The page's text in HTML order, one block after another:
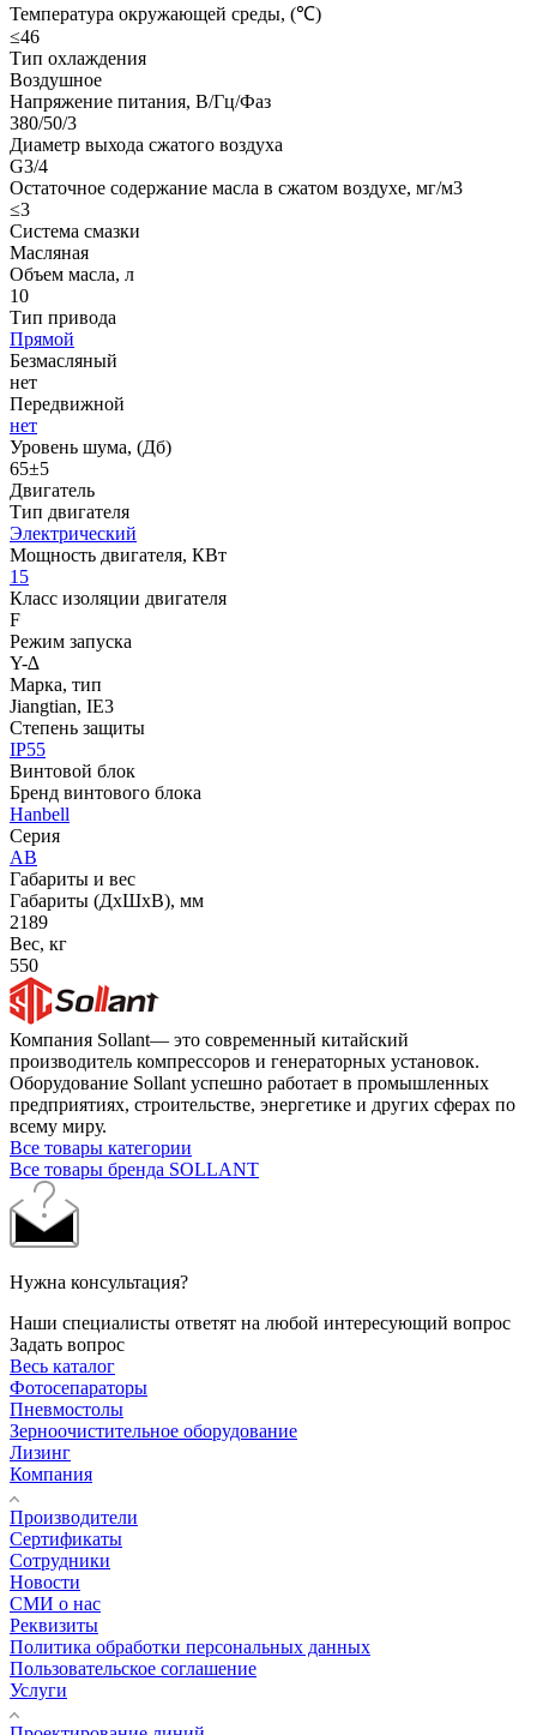
Температура окружающей среды, (℃)
≤46
Тип охлаждения
Воздушное
Напряжение питания, В/Гц/Фаз
380/50/3
Диаметр выхода сжатого воздуха
G3/4
Остаточное содержание масла в сжатом воздухе, мг/м3
≤3
Система смазки
Масляная
Объем масла, л
10
Тип привода
Прямой
Безмасляный
нет
Передвижной
нет
Уровень шума, (Дб)
65±5
Двигатель
Тип двигателя
Электрический
Мощность двигателя, КВт
15
Класс изоляции двигателя
F
Режим запуска
Y-∆
Марка, тип
Jiangtian, IE3
Степень защиты
IP55
Винтовой блок
Бренд винтового блока
Hanbell
Серия
AB
Габариты и вес
Габариты (ДхШхВ), мм
2189
Вес, кг
550
Компания Sollant— это современный китайский
производитель компрессоров и генераторных установок.
Оборудование Sollant успешно работает в промышленных
предприятиях, строительстве, энергетике и других сферах по
всему миру.
Все товары категории
Все товары бренда SOLLANT
Нужна консультация?
Наши специалисты ответят на любой интересующий вопрос
Задать вопрос
Весь каталог
Фотосепараторы
Пневмостолы
Зерноочистительное оборудование
Лизинг
Компания
Производители
Сертификаты
Сотрудники
Новости
СМИ о нас
Реквизиты
Политика обработки персональных данных
Пользовательское соглашение
Услуги